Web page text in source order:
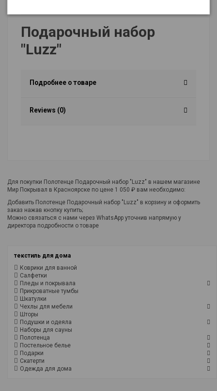
Подарочный набор
"Luzz"
Подробнее о товаре
Reviews (0)
Для покупки Полотенце Подарочный набор "Luzz" в нашем магазине
Мир Покрывал в Красноярске по цене 1 050 ₽ вам необходимо:
Добавить Полотенце Подарочный набор "Luzz" в корзину и оформить
заказ нажав кнопку купить;
Можно связаться с нами через WhatsApp уточнив напрямую у
директора подробности о товаре
текстиль для дома
Коврики для ванной
Салфетки
Пледы и покрывала
Прикроватные тумбы
Шкатулки
Чехлы для мебели
Шторы
Подушки и одеяла
Наборы для сауны
Полотенца
Постельное белье
Подарки
Скатерти
Одежда для дома